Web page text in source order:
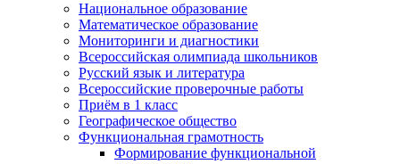
Национальное образование
Математическое образование
Мониторинги и диагностики
Всероссийская олимпиада школьников
Русский язык и литература
Всероссийские проверочные работы
Приём в 1 класс
Географическое общество
Функциональная грамотность
Формирование функциональной